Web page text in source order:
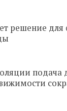
решение для
подача